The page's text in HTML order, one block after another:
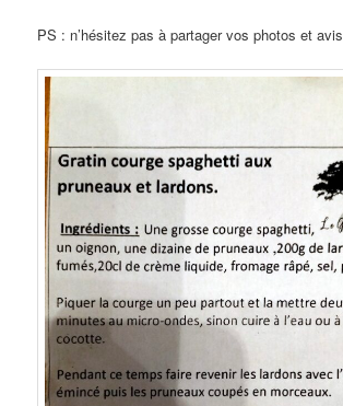
PS : n’hésitez pas à partager vos photos et avis